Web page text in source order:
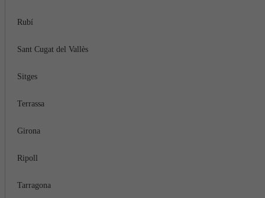
Rubí
Sant Cugat del Vallès
Sitges
Terrassa
Girona
Ripoll
Tarragona